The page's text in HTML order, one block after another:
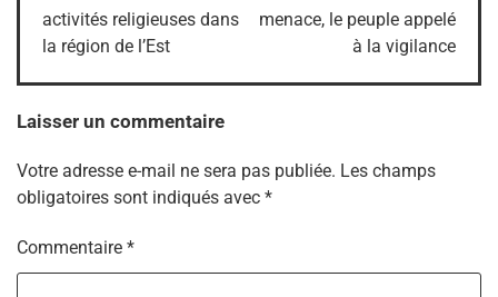
activités religieuses dans
la région de l’Est
menace, le peuple appelé
à la vigilance
Laisser un commentaire
Votre adresse e-mail ne sera pas publiée. Les champs
obligatoires sont indiqués avec *
Commentaire *